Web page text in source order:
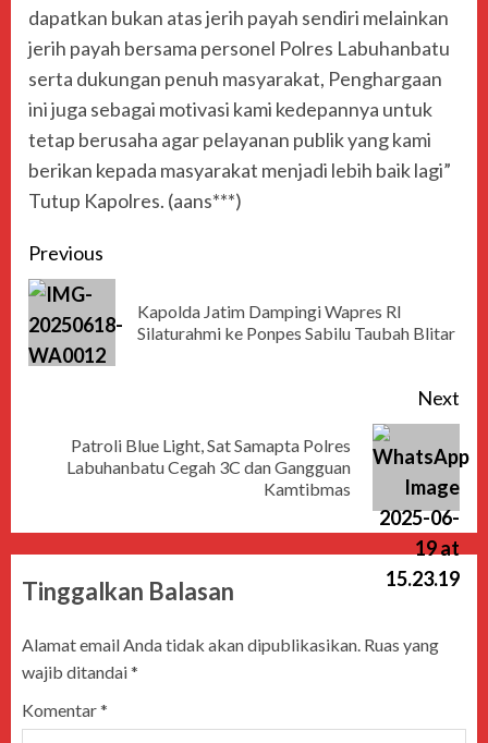
dapatkan bukan atas jerih payah sendiri melainkan
jerih payah bersama personel Polres Labuhanbatu
serta dukungan penuh masyarakat, Penghargaan
ini juga sebagai motivasi kami kedepannya untuk
tetap berusaha agar pelayanan publik yang kami
berikan kepada masyarakat menjadi lebih baik lagi”
Tutup Kapolres. (aans***)
Previous
Kapolda Jatim Dampingi Wapres RI
Silaturahmi ke Ponpes Sabilu Taubah Blitar
Next
Patroli Blue Light, Sat Samapta Polres
Labuhanbatu Cegah 3C dan Gangguan
Kamtibmas
Tinggalkan Balasan
Alamat email Anda tidak akan dipublikasikan. Ruas yang
wajib ditandai*
Komentar*